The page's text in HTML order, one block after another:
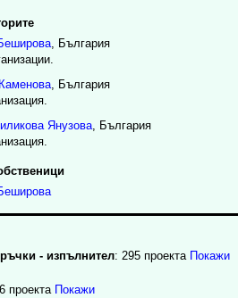
, България
Каменова, България
Янузова, България
- изпълнител: 295 проекта Покажи
проекта Покажи